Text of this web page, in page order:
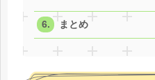
まとめ